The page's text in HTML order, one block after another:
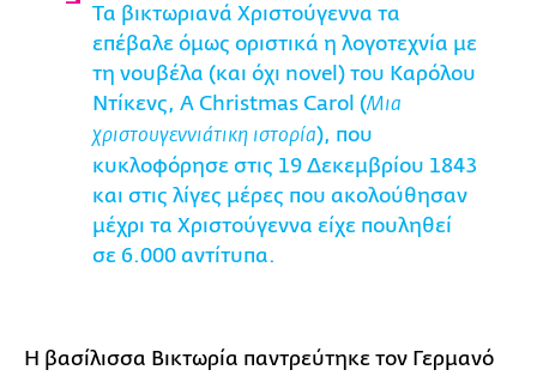
Τα βικτωριανά Χριστούγεννα τα
επέβαλε όμως οριστικά η λογοτεχνία με
τη νουβέλα (και όχι novel) του Καρόλου
Ντίκενς, Α Christmas Carol (Μια
χριστουγεννιάτικη ιστορία), που
κυκλοφόρησε στις 19 Δεκεμβρίου 1843
και στις λίγες μέρες που ακολούθησαν
μέχρι τα Χριστούγεννα είχε πουληθεί
σε 6.000 αντίτυπα.
Η βασίλισσα Βικτωρία παντρεύτηκε τον Γερμανό